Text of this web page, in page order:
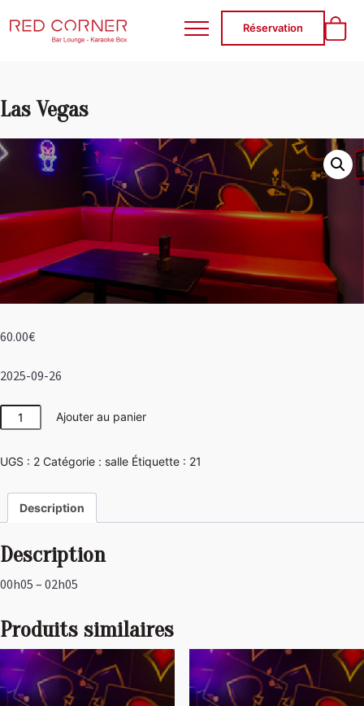
RED CORNER
Réservation
Las Vegas
60.00€
2025-09-26
quantité
de
Vegas
Ajouter au panier
UGS : 2 Catégorie : salle Étiquette : 21
Description
Description
00h05 – 02h05
Produits similaires